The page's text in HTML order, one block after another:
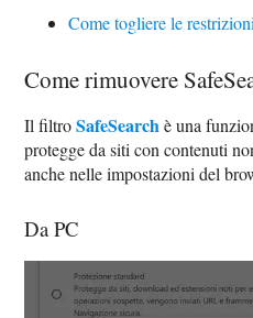
Come togliere le
Come rimuovere
Il filtroSafeSearchè una
protegge da siti con contenuti
anche nelle impostazioni del
Da PC